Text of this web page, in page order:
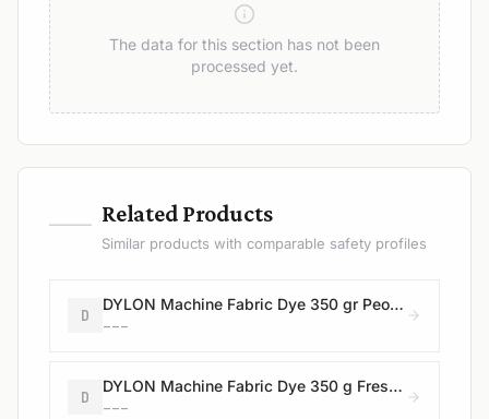
The data for this section has not been
processed yet.
— Related Products
Similar products with comparable safety profiles
D
DYLON Machine Fabric Dye 350 gr Peony Pink/Powder Pink
---
D
DYLON Machine Fabric Dye 350 g Fresh Orange/Goldfish Orange
---